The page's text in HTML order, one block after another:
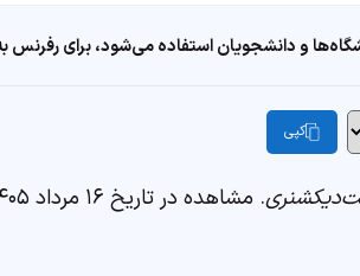
و دانشجویان استفاده می‌شود، برای رفرنس
کپی